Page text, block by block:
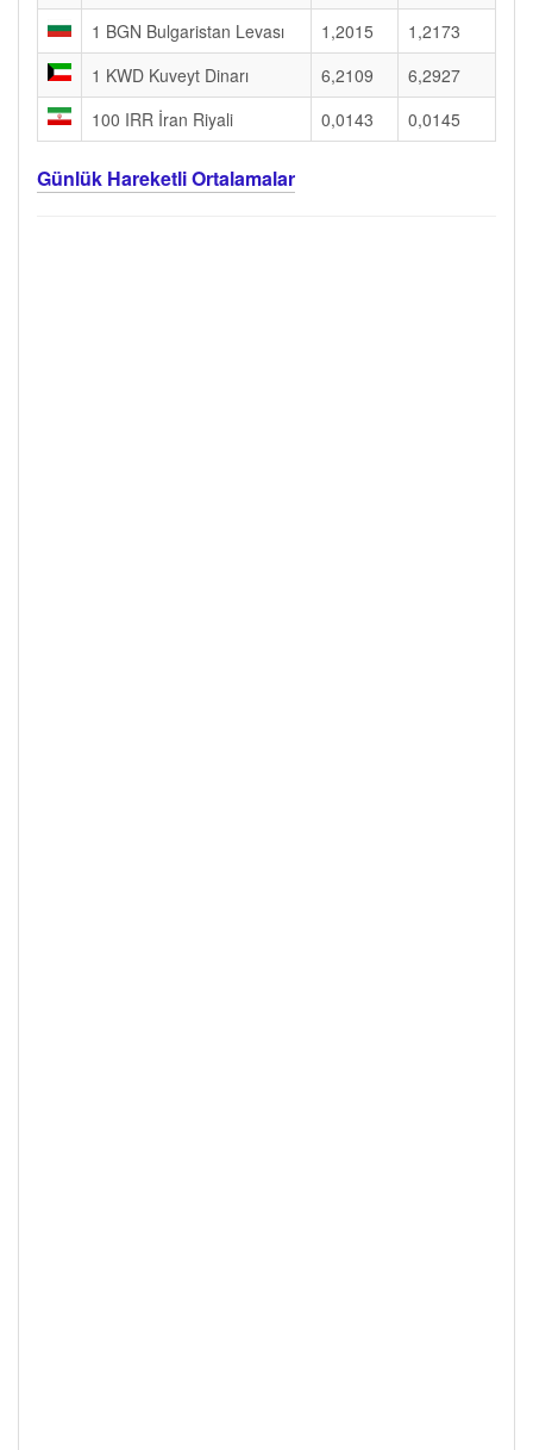
1 BGN Bulgaristan Levası
1,2015
1,2173
1 KWD Kuveyt Dinarı
6,2109
6,2927
100 IRR İran Riyali
0,0143 0,0145
Günlük Hareketli Ortalamalar